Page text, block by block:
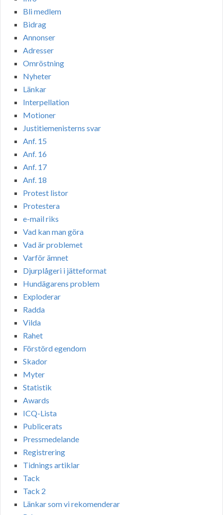
Bli medlem
Bidrag
Annonser
Adresser
Omröstning
Nyheter
Länkar
Interpellation
Motioner
Justitiemenisterns svar
Anf. 15
Anf. 16
Anf. 17
Anf. 18
Protest listor
Protestera
e-mail riks
Vad kan man göra
Vad är problemet
Varför ämnet
Djurplågeri i jätteformat
Hundägarens problem
Exploderar
Radda
Vilda
Rahet
Förstörd egendom
Skador
Myter
Statistik
Awards
ICQ-Lista
Publicerats
Pressmedelande
Registrering
Tidnings artiklar
Tack
Tack 2
Länkar som vi rekomenderar